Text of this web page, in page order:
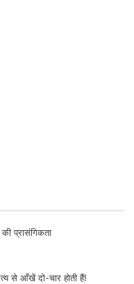
प्रासंगिकता
से आँखें दो-चार होती हैं!